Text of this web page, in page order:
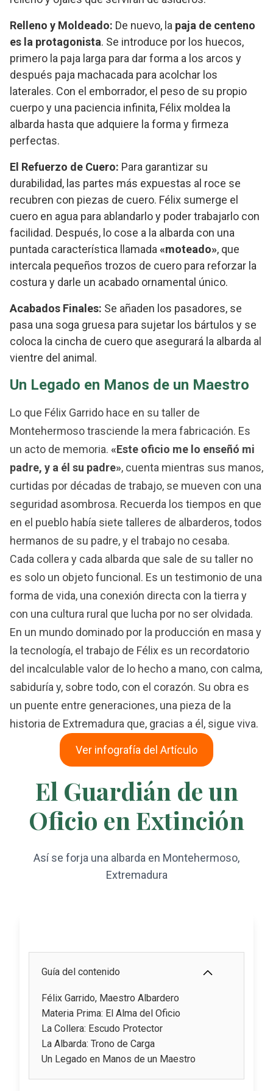
Relleno y Moldeado: De nuevo, la paja de centeno
es la protagonista. Se introduce por los huecos,
primero la paja larga para dar forma a los arcos y
después paja machacada para acolchar los
laterales. Con el emborrador, el peso de su propio
cuerpo y una paciencia infinita, Félix moldea la
albarda hasta que adquiere la forma y firmeza
perfectas.
El Refuerzo de Cuero: Para garantizar su
durabilidad, las partes más expuestas al roce se
recubren con piezas de cuero. Félix sumerge el
cuero en agua para ablandarlo y poder trabajarlo con
facilidad. Después, lo cose a la albarda con una
puntada característica llamada«moteado», que
intercala pequeños trozos de cuero para reforzar la
costura y darle un acabado ornamental único.
Acabados Finales: Se añaden los pasadores, se
pasa una soga gruesa para sujetar los bártulos y se
coloca la cincha de cuero que asegurará la albarda al
vientre del animal.
Un Legado en Manos de un Maestro
Lo que Félix Garrido hace en su taller de
Montehermoso trasciende la mera fabricación. Es
un acto de memoria. «Este oficio me lo enseñó mi
padre, y a él su padre», cuenta mientras sus manos,
curtidas por décadas de trabajo, se mueven con una
seguridad asombrosa. Recuerda los tiempos en que
en el pueblo había siete talleres de albarderos, todos
hermanos de su padre, y el trabajo no cesaba.
Cada collera y cada albarda que sale de su taller no
es solo un objeto funcional. Es un testimonio de una
forma de vida, una conexión directa con la tierra y
con una cultura rural que lucha por no ser olvidada.
En un mundo dominado por la producción en masa y
la tecnología, el trabajo de Félix es un recordatorio
del incalculable valor de lo hecho a mano, con calma,
sabiduría y, sobre todo, con el corazón. Su obra es
un puente entre generaciones, una pieza de la
historia de Extremadura que, gracias a él, sigue viva.
Ver infografía del Artículo
El Guardián de un
Oficio en Extinción
Así se forja una albarda en Montehermoso,
Extremadura
Guía del contenido
Félix Garrido, Maestro Albardero
Materia Prima: El Alma del Oficio
La Collera: Escudo Protector
La Albarda: Trono de Carga
Un Legado en Manos de un Maestro